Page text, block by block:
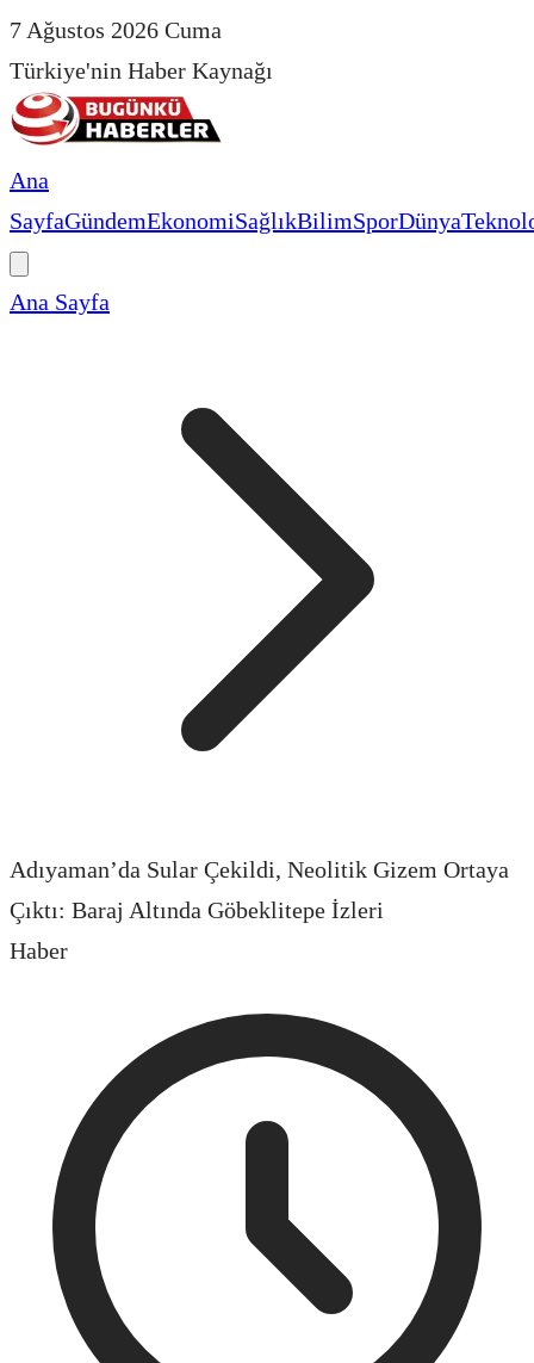
7 Ağustos 2026 Cuma
Türkiye'nin Haber Kaynağı
Ana
SayfaGündemEkonomiSağlıkBilimSporDünya
Ana Sayfa
Adıyaman’da Sular Çekildi, Neolitik Gizem Ortaya
Çıktı: Baraj Altında Göbeklitepe İzleri
Haber